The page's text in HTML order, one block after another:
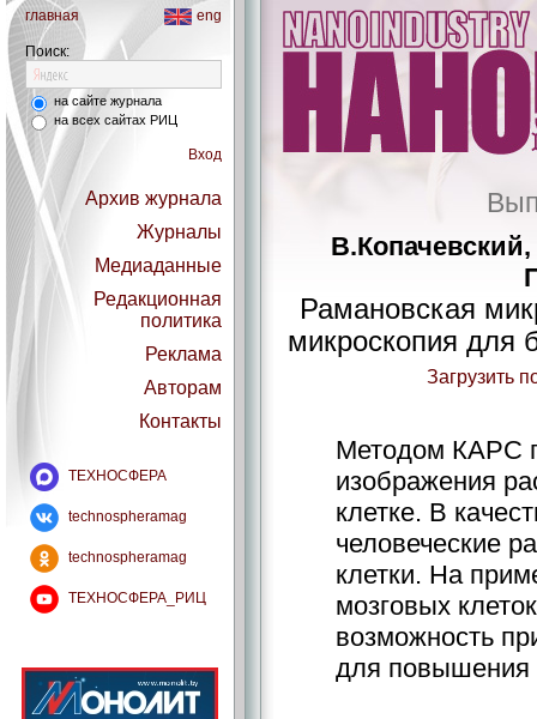
главная eng
Поиск:
на сайте журнала
на всех сайтах РИЦ
Вход
Архив журнала
Журналы
Медиаданные
Редакционная
политика
Реклама
Авторам
Контакты
ТЕХНОСФЕРА
technospheramag
technospheramag
ТЕХНОСФЕРА_РИЦ
Рамановская
микроскопия для
Загрузить
Методом КАРС
изображения
клетке. В
человеческие
клетки. На
мозговых
возможность
для повышения